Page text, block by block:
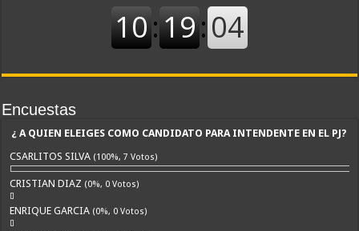
Encuestas
¿ A QUIEN ELEIGES COMO CANDIDATO PARA INTENDENTE EN EL PJ?
CSARLITOS SILVA (100%, 7 Votos)
CRISTIAN DIAZ (0%, 0 Votos)
ENRIQUE GARCIA (0%, 0 Votos)